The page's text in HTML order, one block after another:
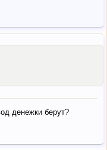
денежки берут?